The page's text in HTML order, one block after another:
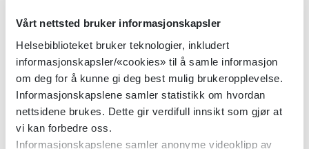
Vårt nettsted bruker informasjonskapsler
Helsebiblioteket bruker teknologier, inkludert
informasjonskapsler/«cookies» til å samle informasjon
om deg for å kunne gi deg best mulig brukeropplevelse.
Informasjonskapslene samler statistikk om hvordan
nettsidene brukes. Dette gir verdifull innsikt som gjør at
vi kan forbedre oss.
Informasjonskapslene samler anonyme videoklipp av
ungdomspsykiatri
Norsk barne- og ungdomspsykiatrisk forening 2024
Detaljer